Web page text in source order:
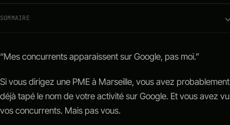
SOMMAIRE
“Mes concurrents apparaissent sur Google, pas moi.”
Si vous dirigez une PME à Marseille, vous avez probablement
déjà tapé le nom de votre activité sur Google. Et vous avez vu
vos concurrents. Mais pas vous.